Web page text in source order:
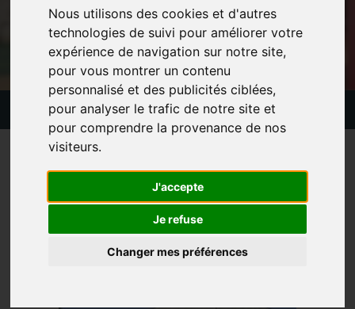
Nous utilisons des cookies et d'autres
technologies de suivi pour améliorer votre
expérience de navigation sur notre site,
pour vous montrer un contenu
personnalisé et des publicités ciblées,
pour analyser le trafic de notre site et
pour comprendre la provenance de nos
visiteurs.
J'accepte
Je refuse
Changer mes préférences
Actualités Visite du Vaisseau à Strasbourg
11 octobre 2023
C’est sous un beau soleil d’octobre que quatre résidents de
la MAS les Colombes ont pu visiter le Vaisseau à